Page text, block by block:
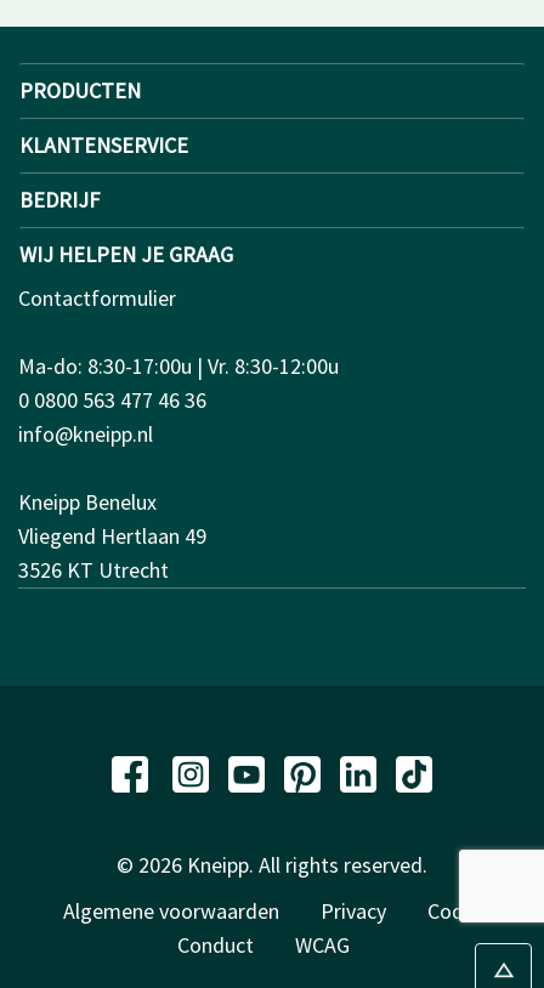
PRODUCTEN
KLANTENSERVICE
BEDRIJF
WIJ HELPEN JE GRAAG
Contactformulier
Ma-do: 8:30-17:00u | Vr. 8:30-12:00u
0 0800 563 477 46 36
info@kneipp.nl
Kneipp Benelux
Vliegend Hertlaan 49
3526 KT Utrecht
© 2026 Kneipp. All rights reserved.
Algemene voorwaarden
Privacy
Code of
Conduct
WCAG